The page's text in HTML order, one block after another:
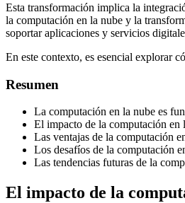
Esta transformación implica la
la computación en la nube y la
soportar aplicaciones y servicios
En este contexto, es esencial explorar
Resumen
La computación en la nube es
El impacto de la computación en
Las ventajas de la computación
Los desafíos de la computación
Las tendencias futuras de la
El impacto de la